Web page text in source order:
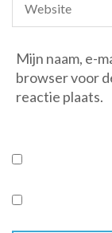
Mijn naam, e-
browser voor
reactie plaats.